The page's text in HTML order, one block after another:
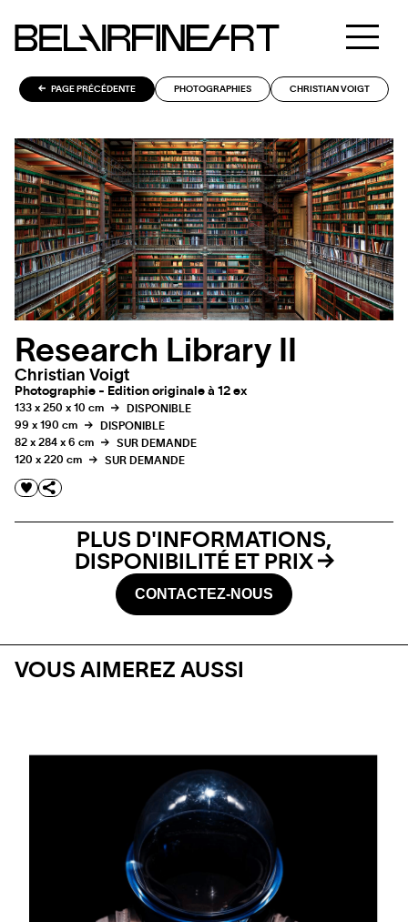
PAGE PRÉCÉDENTE PHOTOGRAPHIES CHRISTIAN VOIGT
Research Library II
Christian Voigt
Photographie - Edition originale à 12 ex
133 x 250 x 10 cm
DISPONIBLE
99 x 190 cm
DISPONIBLE
82 x 284 x 6 cm
SUR DEMANDE
120 x 220 cm
SUR DEMANDE
PLUS D'INFORMATIONS,
DISPONIBILITÉ ET PRIX
CONTACTEZ-NOUS
VOUS AIMEREZ AUSSI